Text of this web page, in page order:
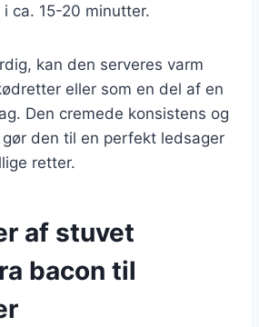
ca. 15-20 minutter.
kan den serveres varm
eller som en del af en
Den cremede konsistens og
den til en perfekt ledsager
retter.
af stuvet
bacon til